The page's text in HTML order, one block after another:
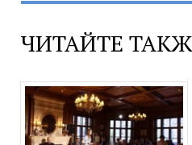
ЧИТАЙТЕ